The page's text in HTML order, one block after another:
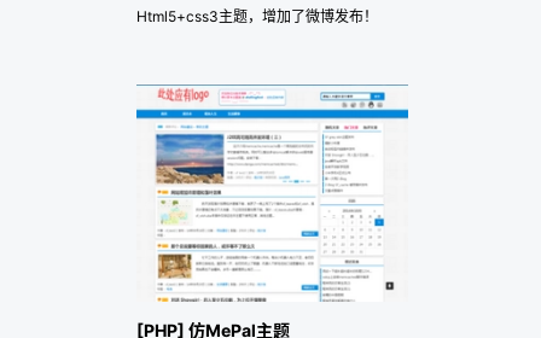
Html5+css3主题，增加了微博发布！
[PHP] 仿MePal主题